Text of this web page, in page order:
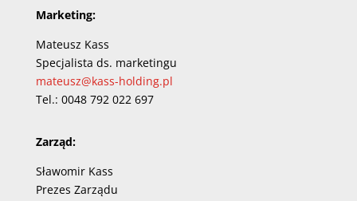
Marketing:
Mateusz Kass
Specjalista ds. marketingu
mateusz@kass-holding.pl
Tel.: 0048 792 022 697
Zarząd:
Sławomir Kass
Prezes Zarządu